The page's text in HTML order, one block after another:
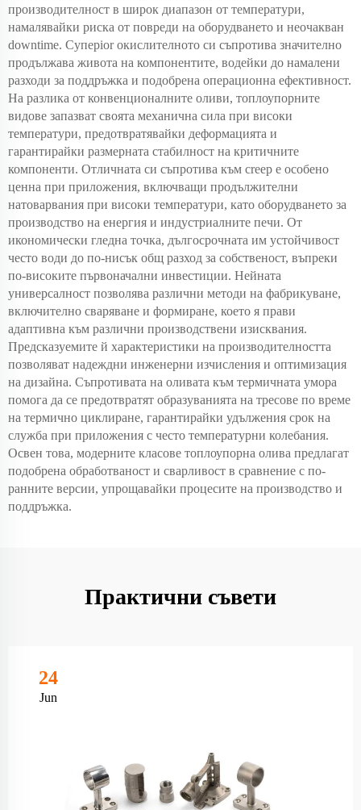
производителност в широк диапазон от температури,
намалявайки риска от повреди на оборудването и неочакван
downtime. Суперior окислителното си съпротива значително
продължава живота на компонентите, водейки до намалени
разходи за поддръжка и подобрена операционна ефективност.
На разлика от конвенционалните оливи, топлоупорните
видове запазват своята механична сила при високи
температури, предотвратявайки деформацията и
гарантирайки размерната стабилност на критичните
компоненти. Отличната си съпротива към creep е особено
ценна при приложения, включващи продължителни
натоварвания при високи температури, като оборудването за
производство на енергия и индустриалните печи. От
икономически гледна точка, дългосрочната им устойчивост
често води до по-нисък общ разход за собственост, въпреки
по-високите първоначални инвестиции. Нейната
универсалност позволява различни методи на фабрикуване,
включително сваряване и формиране, което я прави
адаптивна към различни производствени изисквания.
Предсказуемите й характеристики на производителността
позволяват надеждни инженерни изчисления и оптимизация
на дизайна. Съпротивата на оливата към термичната умора
помога да се предотвратят образуванията на тресове по време
на термично циклиране, гарантирайки удължения срок на
служба при приложения с често температурни колебания.
Освен това, модерните класове топлоупорна олива предлагат
подобрена обработваност и сварливост в сравнение с по-
ранните версии, упрощавайки процесите на производство и
поддръжка.
Практични съвети
24
Jun